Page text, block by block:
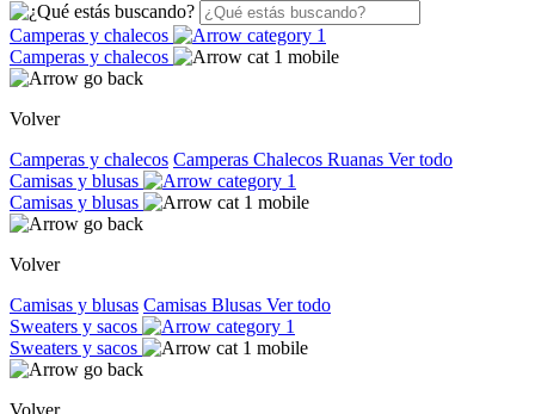
Camperas y chalecos
Camperas y chalecos
Volver
Camperas y chalecos Camperas Chalecos Ruanas Ver todo
Camisas y blusas
Camisas y blusas
Volver
Camisas y blusas Camisas Blusas Ver todo
Sweaters y sacos
Sweaters y sacos
Volver